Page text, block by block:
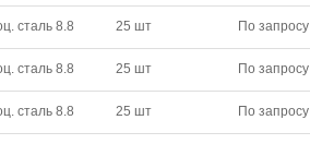
сталь 8.8 25 шт По запросу
сталь 8.8 25 шт По запросу
сталь 8.8 25 шт По запросу